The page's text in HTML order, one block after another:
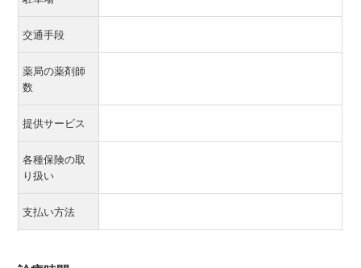
交通手段
薬局の薬剤師
数
提供サービス
各種保険の取
り扱い
支払い方法